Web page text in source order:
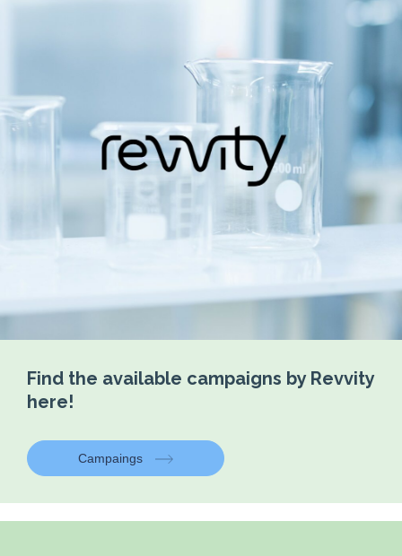
Find the available campaigns by Revvity
here!
Campaings